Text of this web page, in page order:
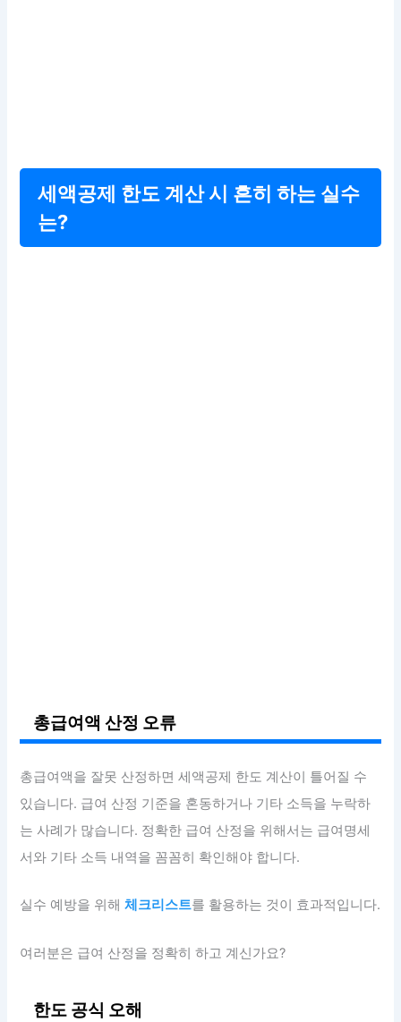
세액공제 한도 계산 시 흔히 하는 실수
는?
총급여액 산정 오류
총급여액을 잘못 산정하면 세액공제 한도 계산이 틀어질 수
있습니다. 급여 산정 기준을 혼동하거나 기타 소득을 누락하
는 사례가 많습니다. 정확한 급여 산정을 위해서는 급여명세
서와 기타 소득 내역을 꼼꼼히 확인해야 합니다.
실수 예방을 위해체크리스트를 활용하는 것이 효과적입니다.
여러분은 급여 산정을 정확히 하고 계신가요?
한도 공식 오해